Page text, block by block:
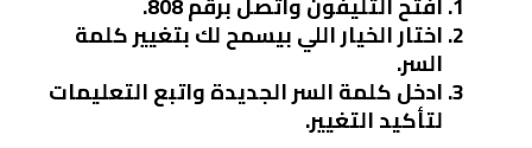
اختار الخيار اللي بيسمح لك بتغيير كلمة
السر.
ادخل كلمة السر الجديدة واتبع التعليمات
لتأكيد التغيير.